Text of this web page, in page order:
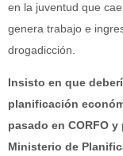
en la juventud que
genera trabajo e
drogadicción.
Insisto en que
planificación
pasado en CORFO
Ministerio de